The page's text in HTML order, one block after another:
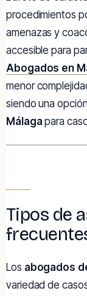
procedimientos
amenazas y
accesible para
Abogados en
menor
siendo una
Málaga para
Tipos de
Los abogados
variedad de